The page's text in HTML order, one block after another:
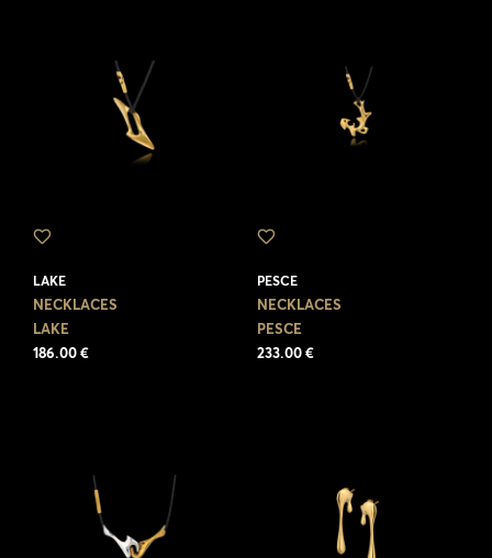
LAKE
NECKLACES
LAKE
186.00 €
PESCE
NECKLACES
PESCE
233.00 €